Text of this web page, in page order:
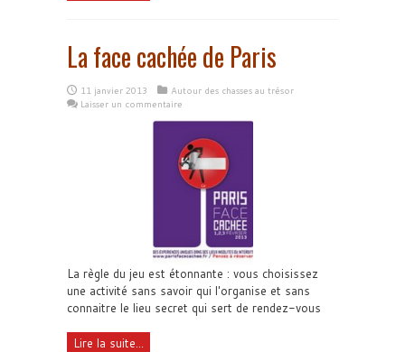
La face cachée de Paris
11 janvier 2013
Autour des chasses au trésor
Laisser un commentaire
La règle du jeu est étonnante : vous choisissez
une activité sans savoir qui l'organise et sans
connaitre le lieu secret qui sert de rendez-vous
Lire la suite...